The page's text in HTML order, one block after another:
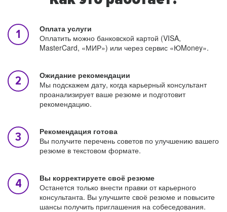
Оплата услуги
Оплатить можно банковской картой (VISA,
MasterCard, «МИР») или через сервис «ЮMoney».
Ожидание рекомендации
Мы подскажем дату, когда карьерный консультант
проанализирует ваше резюме и подготовит
рекомендацию.
Рекомендация готова
Вы получите перечень советов по улучшению вашего
резюме в текстовом формате.
Вы корректируете своё резюме
Останется только внести правки от карьерного
консультанта. Вы улучшите своё резюме и повысите
шансы получить приглашения на собеседования.